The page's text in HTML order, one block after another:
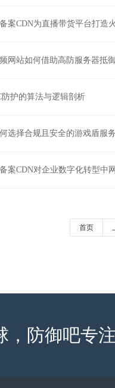
案CDN为直播带货平台打造
网站如何借助高防服务器抵
防护的算法与逻辑剖析
选择合规且安全的游戏盾服
案CDN对企业数字化转型中
首页
，防御吧专